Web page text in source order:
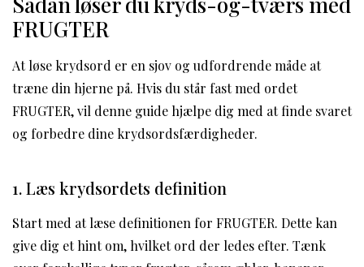
FRUGTER
At løse krydsord er en sjov og udfordrende måde at
træne din hjerne på. Hvis du står fast med ordet
FRUGTER, vil denne guide hjælpe dig med at finde svaret
og forbedre dine krydsordsfærdigheder.
1. Læs krydsordets definition
Start med at læse definitionen for FRUGTER. Dette kan
give dig et hint om, hvilket ord der ledes efter. Tænk